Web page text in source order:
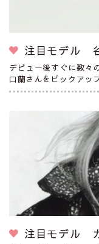
注目モデル
デビュー後すぐに数々
口蘭さんをピックアップ
注目モデル